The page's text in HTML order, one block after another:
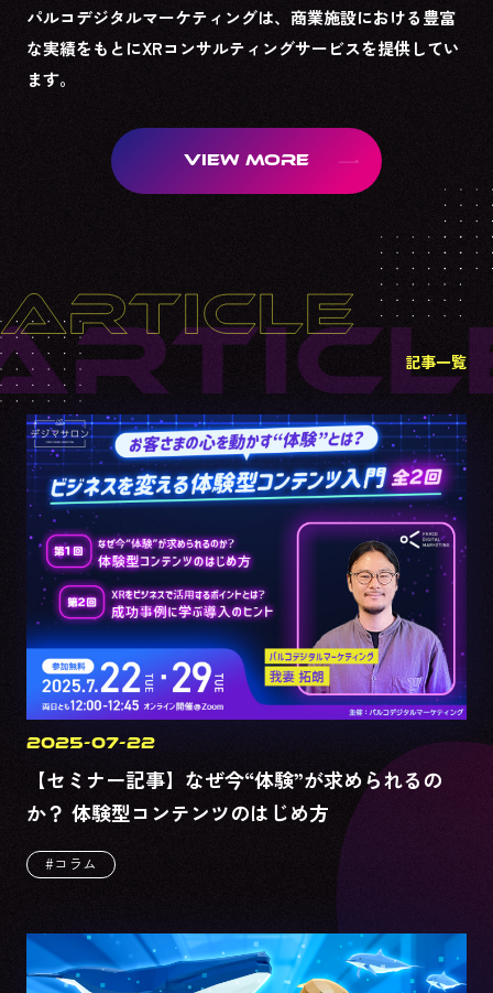
パルコデジタルマーケティングは、商業施設における豊富
な実績をもとにXRコンサルティングサービスを提供してい
ます。
VIEW MORE
記事一覧
2025-07-22
【セミナー記事】なぜ今“体験”が求められるの
か？ 体験型コンテンツのはじめ方
#コラム